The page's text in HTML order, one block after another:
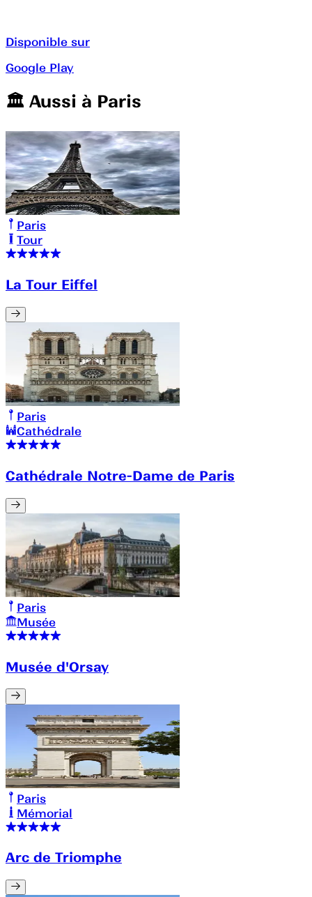
Disponible sur
Google Play
🏛️️ Aussi à Paris
Paris
Tour
La Tour Eiffel
Paris
Cathédrale
Cathédrale Notre-Dame de Paris
Paris
Musée
Musée d'Orsay
Paris
Mémorial
Arc de Triomphe